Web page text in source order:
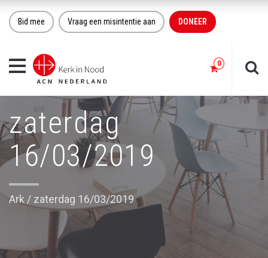
Bid mee Vraag een misintentie aan DONEER
Toggle
navigation
zaterdag
16/03/2019
Ark / zaterdag 16/03/2019